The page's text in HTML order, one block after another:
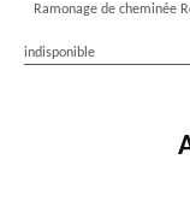
Ramonage de cheminée
indisponible